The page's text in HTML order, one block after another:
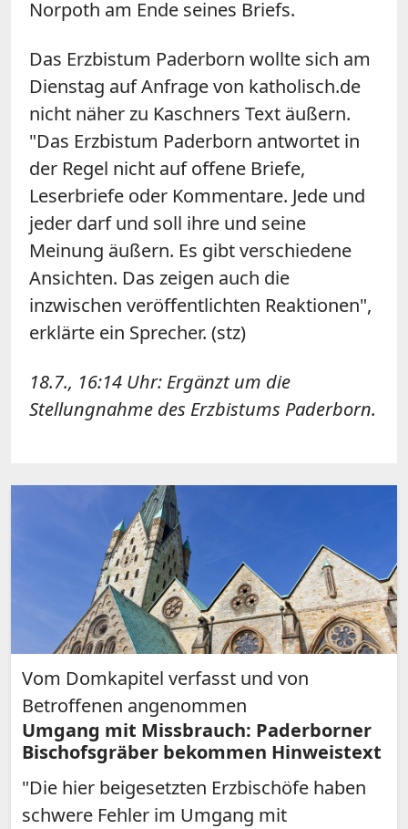
Norpoth am Ende seines Briefs.
Das Erzbistum Paderborn wollte sich am
Dienstag auf Anfrage von katholisch.de
nicht näher zu Kaschners Text äußern.
"Das Erzbistum Paderborn antwortet in
der Regel nicht auf offene Briefe,
Leserbriefe oder Kommentare. Jede und
jeder darf und soll ihre und seine
Meinung äußern. Es gibt verschiedene
Ansichten. Das zeigen auch die
inzwischen veröffentlichten Reaktionen",
erklärte ein Sprecher. (stz)
18.7., 16:14 Uhr: Ergänzt um die
Stellungnahme des Erzbistums Paderborn.
Vom Domkapitel verfasst und von
Betroffenen angenommen
Umgang mit Missbrauch: Paderborner
Bischofsgräber bekommen Hinweistext
"Die hier beigesetzten Erzbischöfe haben
schwere Fehler im Umgang mit